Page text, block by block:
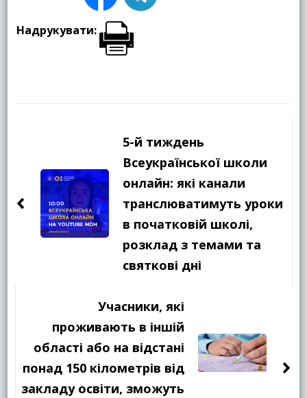
Надрукувати:
запису
5-й тиждень
Всеукраїнської школи
онлайн: які канали
транслюватимуть уроки
в початковій школі,
розклад з темами та
святкові дні
Учасники, які
проживають в іншій
області або на відстані
понад 150 кілометрів від
закладу освіти, зможуть